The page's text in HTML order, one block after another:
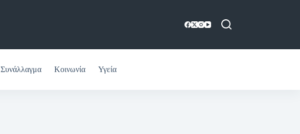
Συνάλλαγμα Κοινωνία Υγεία